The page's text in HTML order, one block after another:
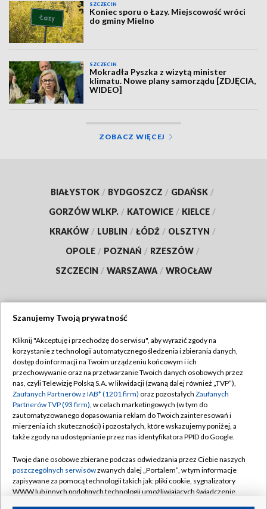
SZCZECIN
Koniec sporu o Łazy. Miejscowość wróci
do gminy Mielno
SZCZECIN
Mokradła Pyszka z wizytą minister
klimatu. Nowe plany samorządu [ZDJĘCIA,
WIDEO]
ZOBACZ WIĘCEJ
BIAŁYSTOK / BYDGOSZCZ / GDAŃSK /
GORZÓW WLKP. / KATOWICE / KIELCE /
KRAKÓW / LUBLIN / ŁÓDŹ / OLSZTYN /
OPOLE / POZNAŃ / RZESZÓW /
SZCZECIN / WARSZAWA / WROCŁAW
TVP
Abonament TVP
Emisja w TVP
Centrum informacji TVP
Naziemna Telewizja Cyfrowa
Rada Programowa
System NOS
Informacje o nadawcy
Regulamin TVP
Polityka prywatności
Moje zgody
Pomoc
Kontakt
Szanujemy Twoją prywatność
Kliknij "Akceptuję i przechodzę do serwisu", aby wyrazić zgody na
korzystanie z technologii automatycznego śledzenia i zbierania danych,
dostęp do informacji na Twoim urządzeniu końcowym i ich
przechowywanie oraz na przetwarzanie Twoich danych osobowych przez
nas, czyli Telewizję Polską S.A. w likwidacji (zwaną dalej również „TVP”),
Zaufanych Partnerów z IAB* (1201 firm) oraz pozostałych Zaufanych
Partnerów TVP (93 firm), w celach marketingowych (w tym do
zautomatyzowanego dopasowania reklam do Twoich zainteresowań i
mierzenia ich skuteczności) i pozostałych, które wskazujemy poniżej, a
także zgody na udostępnianie przez nas identyfikatora PPID do Google.
Twoje dane osobowe zbierane podczas odwiedzania przez Ciebie naszych
poszczególnych serwisówzwanych dalej „Portalem”, w tym informacje
zapisywane za pomocą technologii takich jak: pliki cookie, sygnalizatory
WWW lub innych podobnych technologii umożliwiających świadczenie